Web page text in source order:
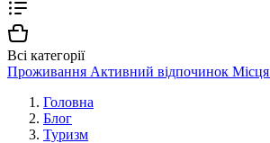
Всі категорії
Проживання Активний відпочинок Місця
Головна
Блог
Туризм